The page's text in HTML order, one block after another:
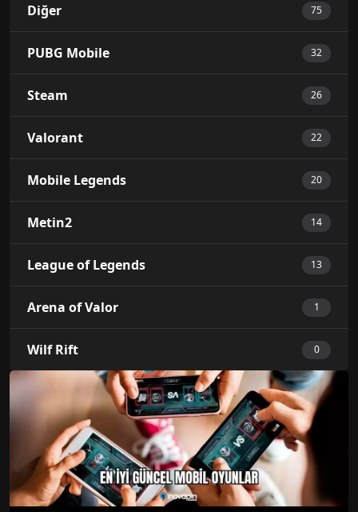
Diğer 75
PUBG Mobile 32
Steam 26
Valorant 22
Mobile Legends 20
Metin2 14
League of Legends 13
Arena of Valor 1
Wilf Rift 0